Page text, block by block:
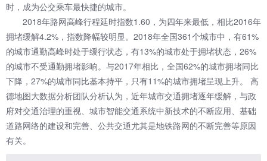
时，成为公交乘车最快捷的城市。
2018年路网高峰行程延时指数1.60，为四年来最低，相比2016年
拥堵缓解4.2%，指数降幅较明显。2018年全国361个城市中，有61%
的城市通勤高峰时处于缓行状态，有13%的城市处于拥堵状态，26%
的城市不受通勤拥堵影响。与2017年相比，全国62%的城市拥堵同比
下降，27%的城市同比基本持平，只有11%的城市拥堵呈现上升。 高
德地图大数据分析团队分析认为，近年城市交通拥堵逐年缓解，与政
府对交通治理的重视、城市智能交通系统中新技术的不断应用、基础
道路网络的建设和完善、公共交通尤其是地铁路网的不断完善等原因
有关。